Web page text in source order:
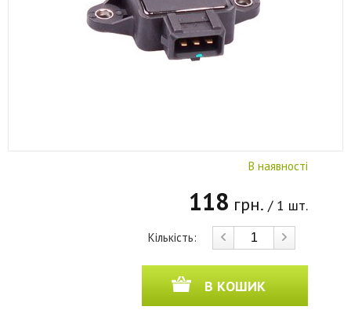
В наявності
118 грн. / 1 шт.
Кількість:
В КОШИК